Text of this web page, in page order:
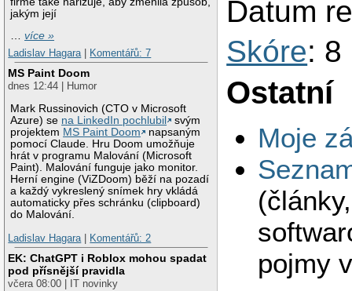
jakým její
…více »
Ladislav Hagara
Komentářů: 7
MS Paint Doom
dnes 12:44 | Humor
Mark Russinovich (CTO v Microsoft
Azure) se na LinkedIn pochlubil
svým
projektem MS Paint Doom
napsaným
pomocí Claude. Hru Doom umožňuje
hrát v programu Malování (Microsoft
Paint). Malování funguje jako monitor.
Herní engine (ViZDoom) běží na pozadí
a každý vykreslený snímek hry vkládá
automaticky přes schránku (clipboard)
do Malování.
Ladislav Hagara
Komentářů: 2
EK: ChatGPT i Roblox mohou spadat
pod přísnější pravidla
včera 08:00 | IT novinky
Datum
Skóre: 8
Ostatní
Moje
pojmy